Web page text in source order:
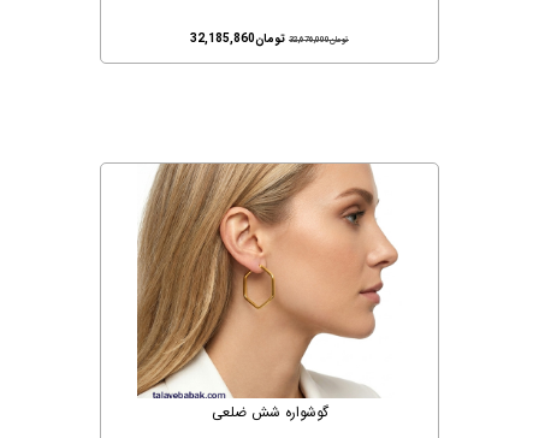
تومان32,676,000 تومان32,185,860
گوشواره شش ضلعی